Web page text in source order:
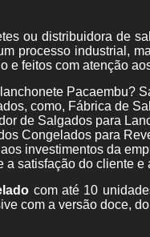
ou distribuidora de
processo industrial,
e feitos com atenção
Pacaembu?
como, Fábrica de
de Salgados para
Congelados para
investimentos da
satisfação do cliente
com até 10
com a versão doce,